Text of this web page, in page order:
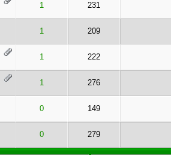
1 231
1 209
1 222
1 276
0 149
0 279